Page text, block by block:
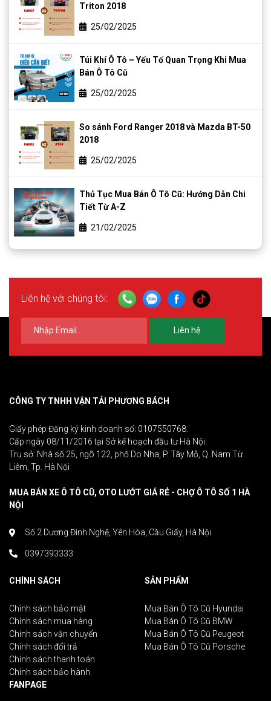
Triton 2018
25/02/2025
Túi Khí Ô Tô – Yếu Tố Quan Trọng Khi Mua
Bán Ô Tô Cũ
25/02/2025
So sánh Ford Ranger 2018 và Mazda BT-50
2018
25/02/2025
Thủ Tục Mua Bán Ô Tô Cũ: Hướng Dẫn Chi
Tiết Từ A-Z
21/02/2025
Liên hệ với chúng tôi:
Liên hệ
CÔNG TY TNHH VẬN TẢI PHƯƠNG BÁCH
Giấy phép Đăng ký kinh doanh số: 0107550768.
Cấp ngày 08/11/2016 tại Sở kế hoạch đầu tư Hà Nội.
Trụ sở: Nhà số 25, ngõ 122, phố Do Nha, P. Tây Mỗ, Q. Nam Từ
Liêm, Tp. Hà Nội
MUA BÁN XE Ô TÔ CŨ, OTO LƯỚT GIÁ RẺ - CHỢ Ô TÔ SỐ 1 HÀ
NỘI
Số 2 Dương Đình Nghệ, Yên Hòa, Cầu Giấy, Hà Nội
0397393333
CHÍNH SÁCH
Chính sách bảo mật
Chính sách mua hàng
Chính sách vận chuyển
Chính sách đổi trả
Chính sách thanh toán
Chính sách bảo hành
SẢN PHẨM
Mua Bán Ô Tô Cũ Hyundai
Mua Bán Ô Tô Cũ BMW
Mua Bán Ô Tô Cũ Peugeot
Mua Bán Ô Tô Cũ Porsche
FANPAGE